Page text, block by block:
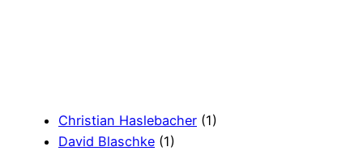
Christian Haslebacher (1)
David Blaschke (1)